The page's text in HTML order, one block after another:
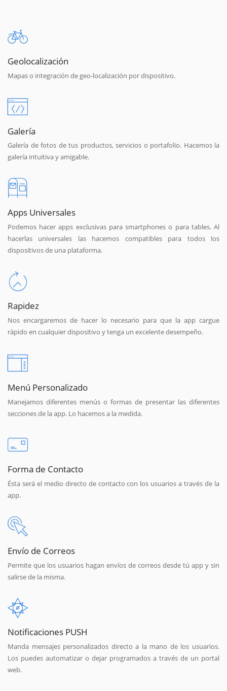
Geolocalización
Mapas o integración de geo-localización por dispositivo.
Galería
Galería de fotos de tus productos, servicios o portafolio. Hacemos la
galería intuitiva y amigable.
Apps Universales
Podemos hacer apps exclusivas para smartphones o para tables. Al
hacerlas universales las hacemos compatibles para todos los
dispositivos de una plataforma.
Rapidez
Nos encargaremos de hacer lo necesario para que la app cargue
rápido en cualquier dispositivo y tenga un excelente desempeño.
Menú Personalizado
Manejamos diferentes menús o formas de presentar las diferentes
secciones de la app. Lo hacemos a la medida.
Forma de Contacto
Ésta será el medio directo de contacto con los usuarios a través de la
app.
Envío de Correos
Permite que los usuarios hagan envíos de correos desde tú app y sin
salirse de la misma.
Notificaciones PUSH
Manda mensajes personalizados directo a la mano de los usuarios.
Los puedes automatizar o dejar programados a través de un portal
web.